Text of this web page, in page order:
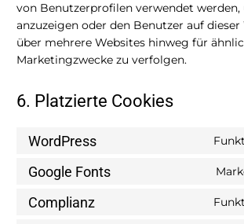
von Benutzerprofilen verwendet
anzuzeigen oder den Benutzer auf dieser
über mehrere Websites hinweg für
Marketingzwecke zu verfolgen.
6. Platzierte Cookies
WordPress
Google Fonts
Complianz